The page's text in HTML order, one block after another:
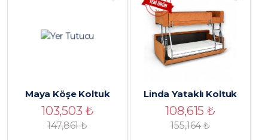
Maya Köşe Koltuk
103,503 ₺
147,861₺
Linda Yataklı Koltuk
108,615₺
155,164₺